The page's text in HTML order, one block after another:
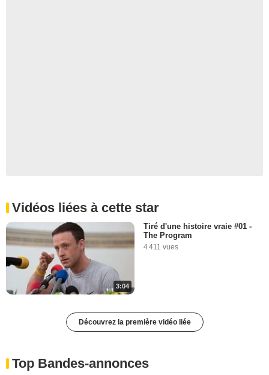
Vidéos liées à cette star
3:04
Tiré d'une histoire vraie #01 -
The Program
4 411 vues
Découvrez la première vidéo liée
Top Bandes-annonces